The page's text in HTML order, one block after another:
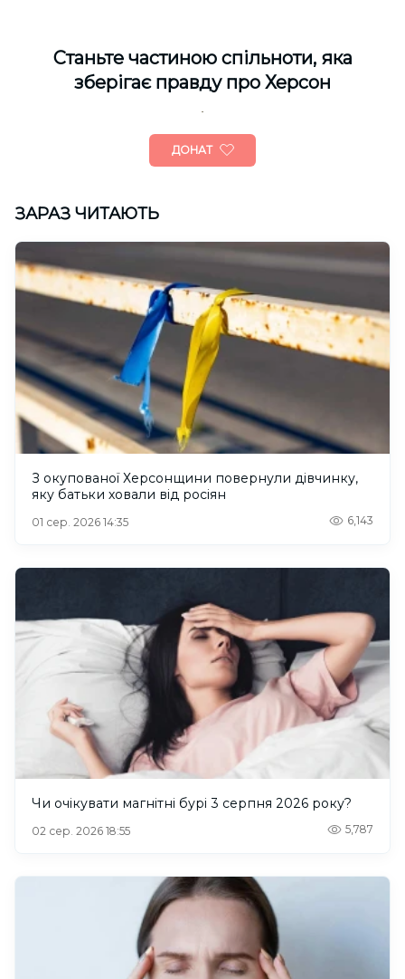
Cтаньте частиною спільноти, яка
зберігає правду про Херсон
ДОНАТ
ЗАРАЗ ЧИТАЮТЬ
З окупованої Херсонщини повернули дівчинку,
яку батьки ховали від росіян
01 сер. 2026 14:35 6,143
Чи очікувати магнітні бурі 3 серпня 2026 року?
02 сер. 2026 18:55 5,787